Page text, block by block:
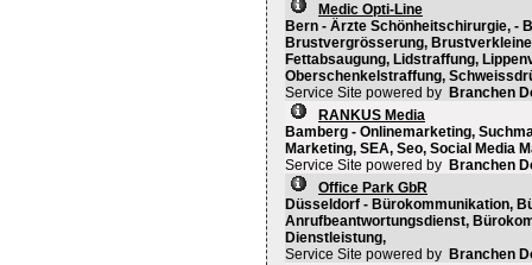
Medic Opti-Line
Bern - Ärzte Schönheitschirurgie, -
Brustvergrösserung,
Fettabsaugung, Lidstraffung,
Oberschenkelstraffung,
Service Site powered by Branchen
RANKUS Media
Bamberg - Onlinemarketing,
Marketing, SEA, Seo, Social Media
Service Site powered by Branchen
Office Park GbR
Düsseldorf - Bürokommunikation,
Anrufbeantwortungsdienst,
Dienstleistung,
Service Site powered by Branchen